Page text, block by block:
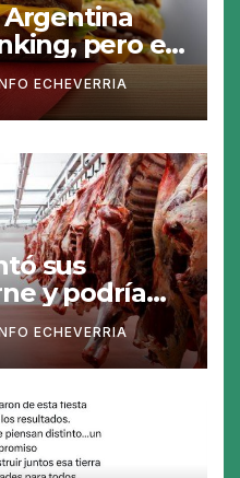
Argentina
pero el
un
ECHEVERRIA
sus
y podría
para
ECHEVERRIA